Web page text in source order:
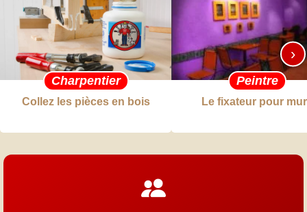
Charpentier
Collez les pièces en bois
Peintre
Le fixateur pour
›